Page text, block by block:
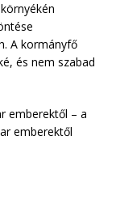
A kormányfő
és nem szabad
emberektől – a
emberektől